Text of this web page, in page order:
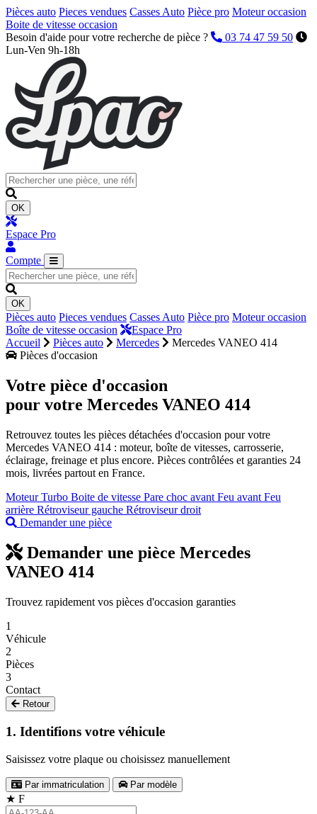
Pièces auto Pieces vendues Casses Auto Pièce pro Moteur occasion
Boite de vitesse occasion
Besoin d'aide pour votre recherche de pièce ?
03 74 47 59 50
Lun-Ven 9h-18h
OK
Espace Pro
Compte
OK
Pièces auto Pieces vendues Casses Auto Pièce pro Moteur occasion
Boîte de vitesse occasion
Espace Pro
Accueil
Pièces auto Mercedes
Mercedes VANEO 414
Pièces d'occasion
Votre pièce d'occasion
pour votre Mercedes VANEO 414
Retrouvez toutes les pièces détachées d'occasion pour votre
Mercedes VANEO 414 : moteur, boîte de vitesses, carrosserie,
éclairage, freinage et plus encore. Pièces contrôlées et garanties 24
mois, livrées partout en France.
MoteurTurbo Boite de vitesse Pare choc avant Feu avant Feu
arrière Rétroviseur gauche Rétroviseur droit
Demander une pièce
Demander une pièce Mercedes
VANEO 414
Trouvez rapidement vos pièces d'occasion garanties
1
Véhicule
2
Pièces
3
Contact
Retour
1. Identifions votre véhicule
Saisissez votre plaque ou choisissez manuellement
Par immatriculation Par modèle
★ F